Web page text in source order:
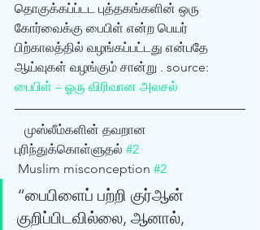
தொகுக்கப்ப்டட புத்தகங்களின் ஒரு
கோர்வைக்கு பைபிள் என்ற பெயர்
பிற்காலத்தில் வழங்கப்பட்டது என்பதே
ஆய்வுகள் வழங்கும் சான்று . source:
பைபிள் – ஓரு விரிவான அலசல்
புரிந்துக்கொள்ளுதல் #2
Muslim misconception #2
“பைபிளைப் பற்றி குர்‍ஆன்
குறிப்பிடவில்லை, ஆனால்,